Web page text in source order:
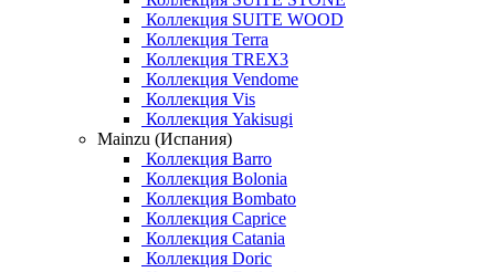
Коллекция SUITE WOOD
Коллекция Terra
Коллекция TREX3
Коллекция Vendome
Коллекция Vis
Коллекция Yakisugi
Mainzu (Испания)
Коллекция Barro
Коллекция Bolonia
Коллекция Bombato
Коллекция Caprice
Коллекция Catania
Коллекция Doric